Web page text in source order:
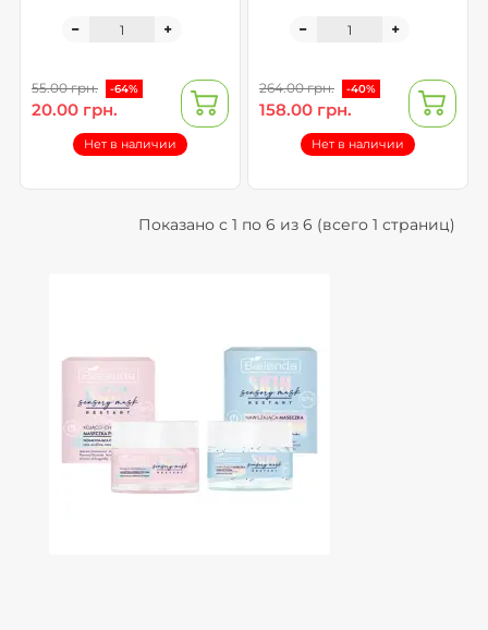
55.00 грн. -64%
20.00 грн.
Нет в наличии
(помятая упаковка)
264.00 грн. -40%
158.00 грн.
Нет в наличии
Показано с 1 по 6 из 6 (всего 1 страниц)